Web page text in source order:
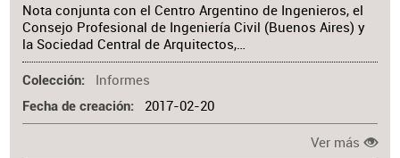
Nota conjunta con el Centro Argentino de Ingenieros, el
Consejo Profesional de Ingeniería Civil (Buenos Aires) y
la Sociedad Central de Arquitectos,…
Colección Informes
Fecha de creación 2017-02-20
Ver más